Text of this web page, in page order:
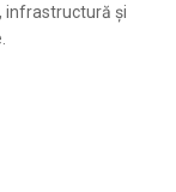
infrastructură și